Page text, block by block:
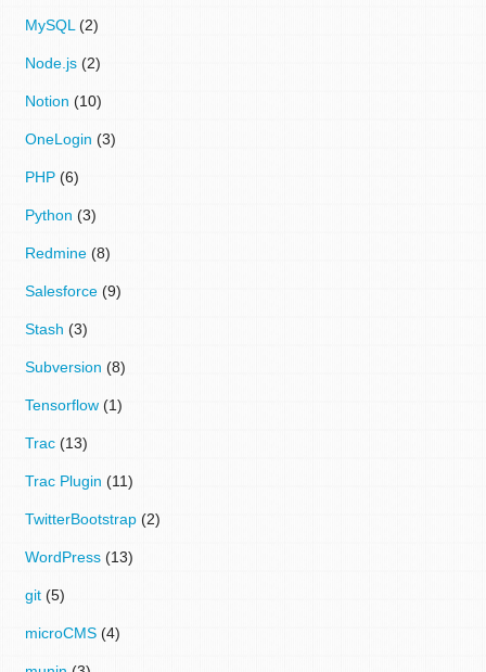
MySQL(2)
Node.js (2)
Notion (10)
OneLogin (3)
PHP (6)
Python (3)
Redmine (8)
Salesforce (9)
Stash (3)
Subversion (8)
Tensorflow (1)
Trac (13)
Trac Plugin (11)
TwitterBootstrap (2)
WordPress (13)
git (5)
microCMS (4)